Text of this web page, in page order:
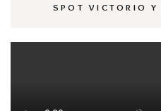
SPOT VICTORIO